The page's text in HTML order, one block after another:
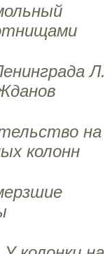
Л.
на
колонн